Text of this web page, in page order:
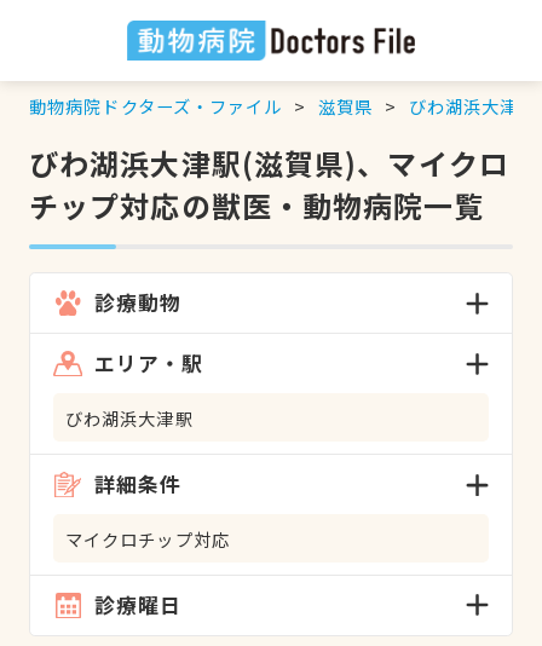
動物病院ドクターズ・ファイル 滋賀県 びわ湖浜大津駅
びわ湖浜大津駅(滋賀県)、マイクロ
チップ対応の獣医・動物病院一覧
診療動物
エリア・駅
びわ湖浜大津駅
詳細条件
マイクロチップ対応
診療曜日